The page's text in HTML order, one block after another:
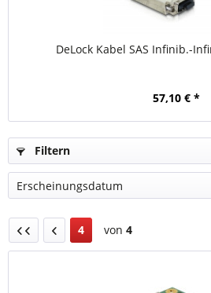
DeLock Kabel SAS Infinib.-
57,10 € *
Filtern
4 von 4